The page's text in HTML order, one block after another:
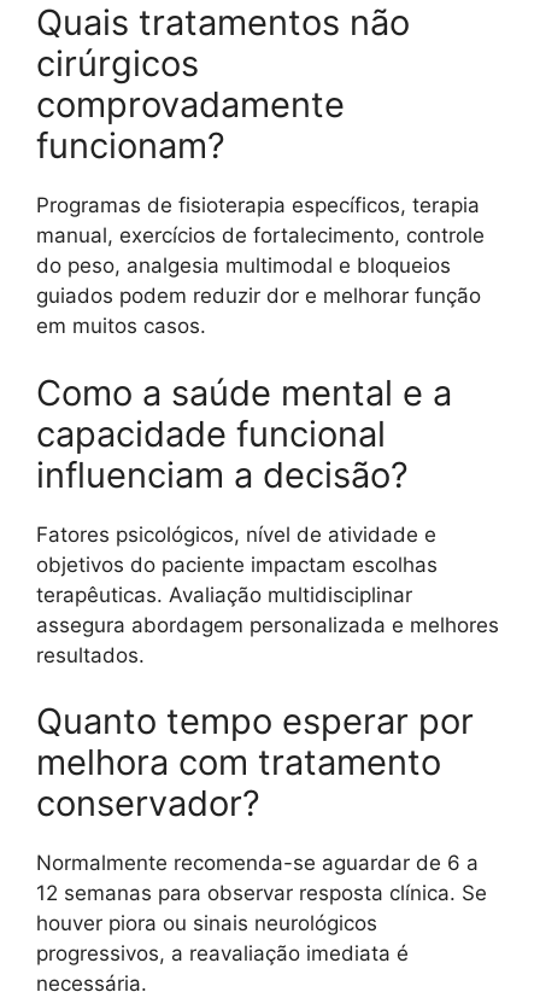
Quais tratamentos não
cirúrgicos
comprovadamente
funcionam?
Programas de fisioterapia específicos, terapia
manual, exercícios de fortalecimento, controle
do peso, analgesia multimodal e bloqueios
guiados podem reduzir dor e melhorar função
em muitos casos.
Como a saúde mental e a
capacidade funcional
influenciam a decisão?
Fatores psicológicos, nível de atividade e
objetivos do paciente impactam escolhas
terapêuticas. Avaliação multidisciplinar
assegura abordagem personalizada e melhores
resultados.
Quanto tempo esperar por
melhora com tratamento
conservador?
Normalmente recomenda-se aguardar de 6 a
12 semanas para observar resposta clínica. Se
houver piora ou sinais neurológicos
progressivos, a reavaliação imediata é
necessária.